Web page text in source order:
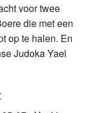
voor twee
die met een
op te halen. En
Judoka Yael